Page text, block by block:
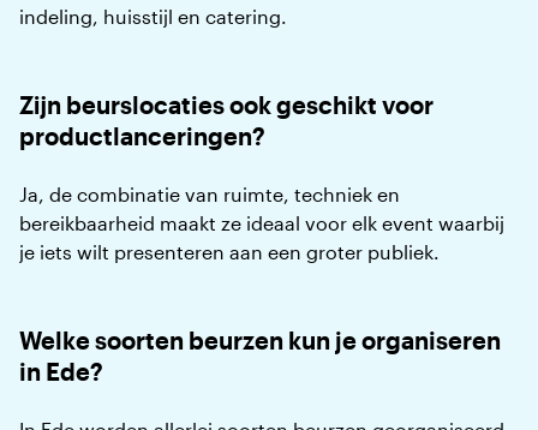
indeling, huisstijl en catering.
Zijn beurslocaties ook geschikt voor
productlanceringen?
Ja, de combinatie van ruimte, techniek en
bereikbaarheid maakt ze ideaal voor elk event waarbij
je iets wilt presenteren aan een groter publiek.
Welke soorten beurzen kun je organiseren
in Ede?